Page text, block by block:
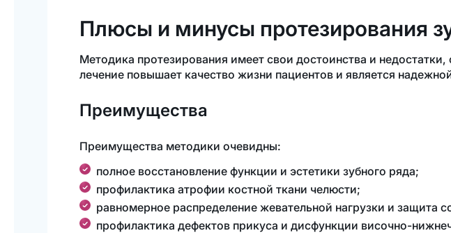
Плюсы и минусы протезирования
Методика протезирования имеет свои достоинства и
лечение повышает качество жизни пациентов и является
Преимущества
Преимущества методики очевидны:
полное восстановление функции и эстетики зубного ряда;
профилактика атрофии костной ткани челюсти;
равномерное распределение жевательной нагрузки и защита
профилактика дефектов прикуса и дисфункции височно-